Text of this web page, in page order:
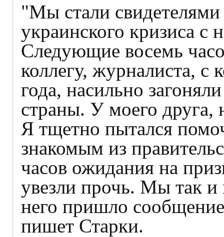
"Мы стали
украинского кризиса с
Следующие восемь
коллегу, журналиста, с
года, насильно
страны. У моего друга,
Я тщетно пытался
знакомым из
часов ожидания на
увезли прочь. Мы так и
него пришло
пишет Старки.